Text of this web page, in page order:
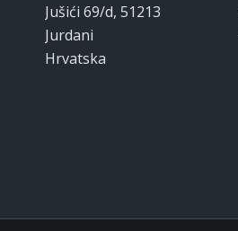
Jušići 69/d, 51213
Jurdani
Hrvatska